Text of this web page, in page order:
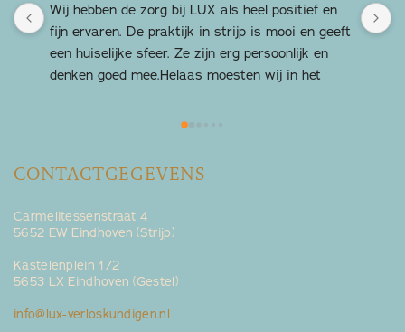
Wij hebben de zorg bij LUX als heel positief en
fijn ervaren. De praktijk in strijp is mooi en geeft
een huiselijke sfeer. Ze zijn erg persoonlijk en
denken goed mee.Helaas moesten wij in het
was heel fijn om de verloskundige van LUX in het
CONTACTGEGEVENS
Carmelitessenstraat 4
5652 EW Eindhoven (Strijp)
Kastelenplein 172
5653 LX Eindhoven (Gestel)
info@lux-verloskundigen.nl